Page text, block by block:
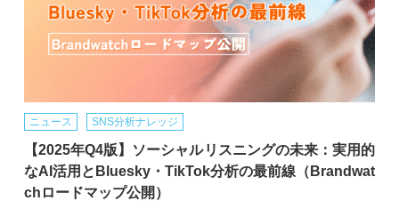
ニュース SNS分析ナレッジ
【2025年Q4版】ソーシャルリスニングの未来：実用的
なAI活用とBluesky・TikTok分析の最前線（Brandwat
chロードマップ公開）